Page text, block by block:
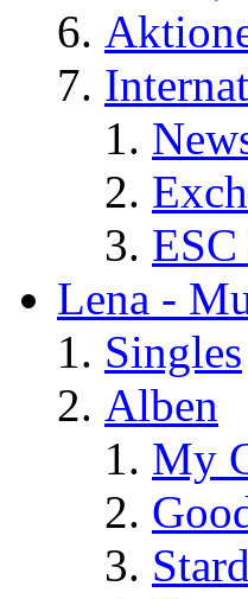
Lena -
Singles
Alben
My